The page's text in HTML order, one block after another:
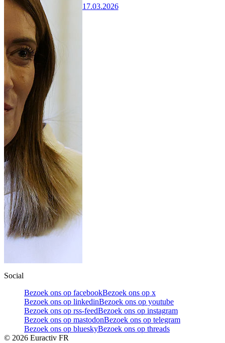
17.03.2026
Social
Bezoek ons op facebookBezoek ons op x
Bezoek ons op linkedinBezoek ons op youtube
Bezoek ons op rss-feedBezoek ons op instagram
Bezoek ons op mastodonBezoek ons op telegram
Bezoek ons op blueskyBezoek ons op threads
© 2026 Euractiv FR